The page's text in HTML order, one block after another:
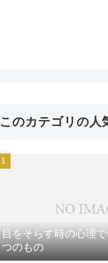
このカテゴリの人
目をそらす時の心理
つのもの